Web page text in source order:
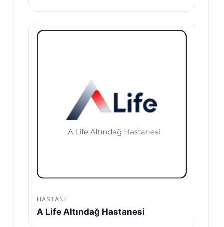
HASTANE
A Life Altındağ Hastanesi